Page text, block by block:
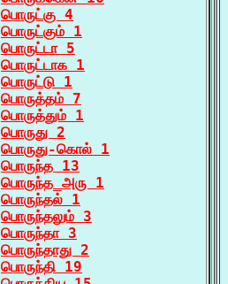
பொருட்கு 4
பொருட்கும் 1
பொருட்டா 5
பொருட்டாக 1
பொருட்டு 1
பொருத்தம் 7
பொருத்தும் 1
பொருது 2
பொருது-கொல் 1
பொருந்த 13
பொருந்த_அரு 1
பொருந்தல் 1
பொருந்தலும் 3
பொருந்தா 3
பொருந்தாது 2
பொருந்தி 19